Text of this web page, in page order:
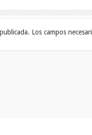
Los campos